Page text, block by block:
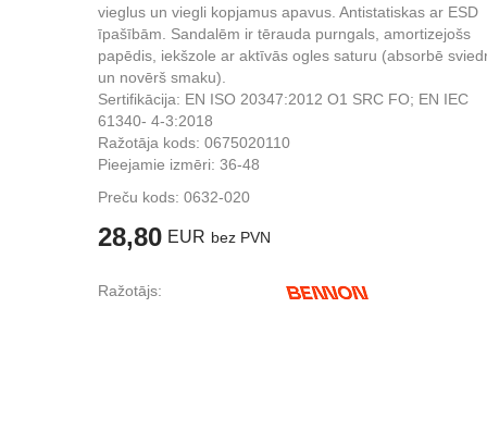
vieglus un viegli kopjamus apavus. Antistatiskas ar ESD
īpašībām. Sandalēm ir tērauda purngals, amortizejošs
papēdis, iekšzole ar aktīvās ogles saturu (absorbē
un novērš smaku).
Sertifikācija: EN ISO 20347:2012 O1 SRC FO; EN IEC
61340- 4-3:2018
Ražotāja kods: 0675020110
Pieejamie izmēri: 36-48
Preču kods: 0632-020
28,80 EUR bez PVN
Ražotājs: